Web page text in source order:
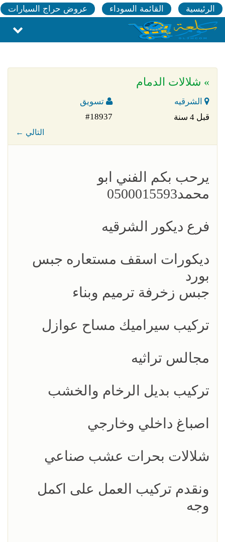
الرئيسية القائمة السوداء عروض حراج السيارات
» شلالات الدمام
الشرقيه
تسويق
قبل 4 سنة
#18937
← التالي
يرحب بكم الفني ابو
محمد0500015593
فرع ديكور الشرقيه
ديكورات اسقف مستعاره جبس
بورد
جبس زخرفة ترميم وبناء
تركيب سيراميك مساح عوازل
مجالس تراثيه
تركيب بديل الرخام والخشب
اصباغ داخلي وخارجي
شلالات بحرات عشب صناعي
ونقدم تركيب العمل على اكمل
وجه